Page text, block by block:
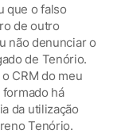
que o falso
de outro
não denunciar o
de Tenório.
CRM do meu
há
da utilização
Tenório.